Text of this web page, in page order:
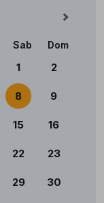
Mês
Sab Dom
1 2
8 9
15 16
22 23
29 30